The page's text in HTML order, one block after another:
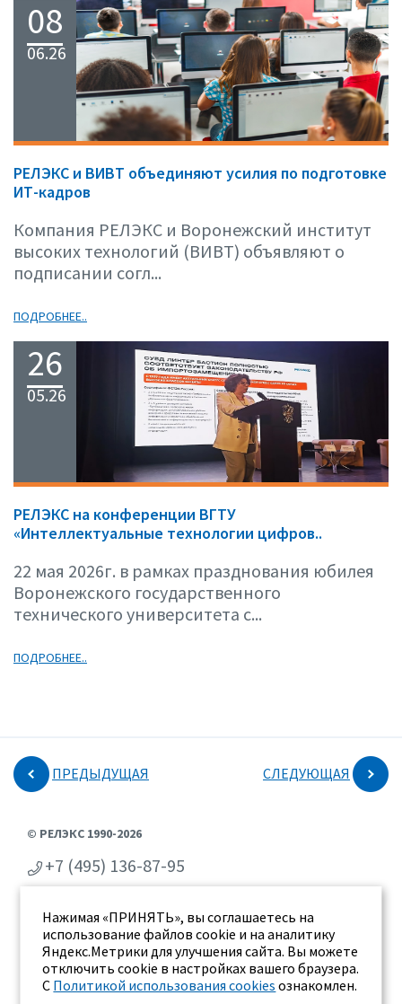
08
06.26
РЕЛЭКС и ВИВТ объединяют усилия по подготовке
ИТ-кадров
Компания РЕЛЭКС и Воронежский институт
высоких технологий (ВИВТ) объявляют о
подписании согл...
ПОДРОБНЕЕ..
26
05.26
РЕЛЭКС на конференции ВГТУ
«Интеллектуальные технологии цифров..
22 мая 2026г. в рамках празднования юбилея
Воронежского государственного
технического университета с...
ПОДРОБНЕЕ..
ПРЕДЫДУЩАЯ СЛЕДУЮЩАЯ
Нажимая «ПРИНЯТЬ», вы соглашаетесь на
использование файлов cookie и на аналитику
Яндекс.Метрики для улучшения сайта. Вы можете
отключить cookie в настройках вашего браузера.
С Политикой использования cookies ознакомлен.
© РЕЛЭКС 1990-2026
+7 (495) 136-87-95
г. Воронеж, ул. Бахметьева 2Б